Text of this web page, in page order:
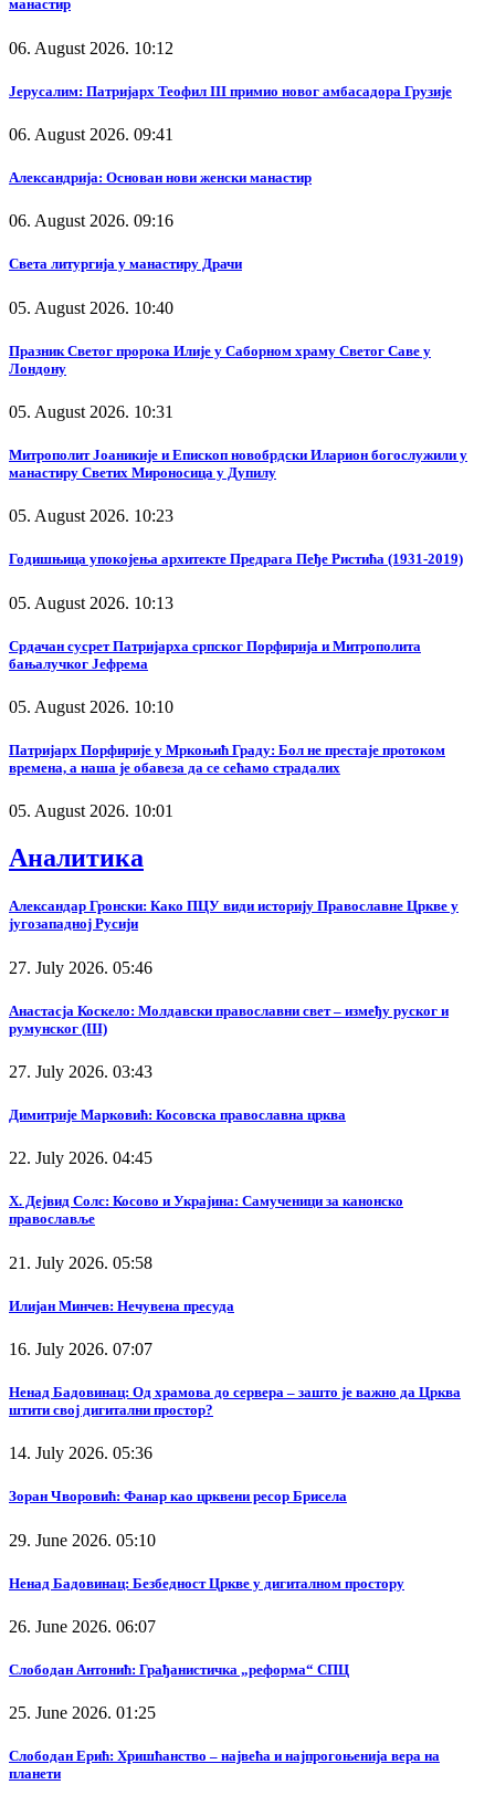
манастир
06. August 2026. 10:12
Јерусалим: Патријарх Теофил III примио новог амбасадора Грузије
06. August 2026. 09:41
Александрија: Основан нови женски манастир
06. August 2026. 09:16
Света литургија у манастиру Драчи
05. August 2026. 10:40
Празник Светог пророка Илије у Саборном храму Светог Саве у
Лондону
05. August 2026. 10:31
Митрополит Јоаникије и Епископ новобрдски Иларион богослужили у
манастиру Светих Мироносица у Дупилу
05. August 2026. 10:23
Годишњица упокојења архитекте Предрага Пеђе Ристића (1931-2019)
05. August 2026. 10:13
Срдачан сусрет Патријарха српског Порфирија и Митрополита
бањалучког Јефрема
05. August 2026. 10:10
Патријарх Порфирије у Мркоњић Граду: Бол не престаје протоком
времена, а наша је обавеза да се сећамо страдалих
05. August 2026. 10:01
Аналитика
Александар Гронски: Како ПЦУ види историју Православне Цркве у
југозападној Русији
27. July 2026. 05:46
Анастасја Коскело: Молдавски православни свет – између руског и
румунског (III)
27. July 2026. 03:43
Димитрије Марковић: Косовска православна црква
22. July 2026. 04:45
Х. Дејвид Солс: Косово и Украјина: Самученици за канонско
православље
21. July 2026. 05:58
Илијан Минчев: Нечувена пресуда
16. July 2026. 07:07
Ненад Бадовинац: Од храмова до сервера – зашто је важно да Црква
штити свој дигитални простор?
14. July 2026. 05:36
Зоран Чворовић: Фанар као црквени ресор Брисела
29. June 2026. 05:10
Ненад Бадовинац: Безбедност Цркве у дигиталном простору
26. June 2026. 06:07
Слободан Антонић: Грађанистичка „реформа“ СПЦ
25. June 2026. 01:25
Слободан Ерић: Хришћанство – највећа и најпрогоњенија вера на
планети